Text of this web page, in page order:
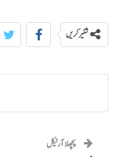
شئیر کریں
پچھلا آرٹیکل